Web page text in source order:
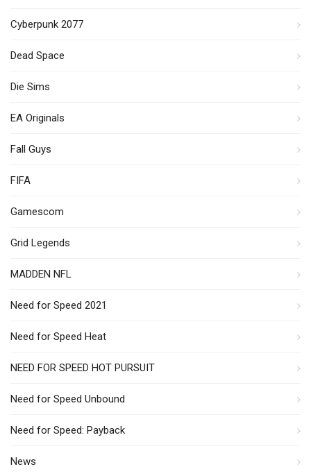
Cyberpunk 2077
Dead Space
Die Sims
EA Originals
Fall Guys
FIFA
Gamescom
Grid Legends
MADDEN NFL
Need for Speed 2021
Need for Speed Heat
NEED FOR SPEED HOT PURSUIT
Need for Speed Unbound
Need for Speed: Payback
News